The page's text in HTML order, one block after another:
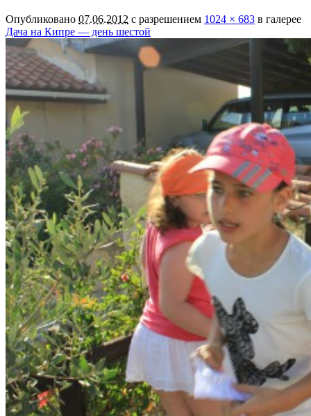
Опубликовано 07.06.2012 с разрешением 1024 × 683 в галерее
Дача на Кипре — день шестой